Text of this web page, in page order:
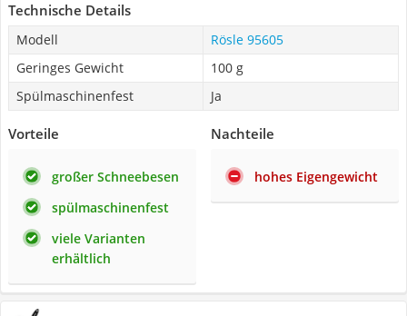
Technische Details
Modell
Rösle 95605
Geringes Gewicht
100 g
Spülmaschinenfest
Ja
Vorteile
großer Schneebesen
spülmaschinenfest
viele Varianten
erhältlich
Nachteile
hohes Eigengewicht